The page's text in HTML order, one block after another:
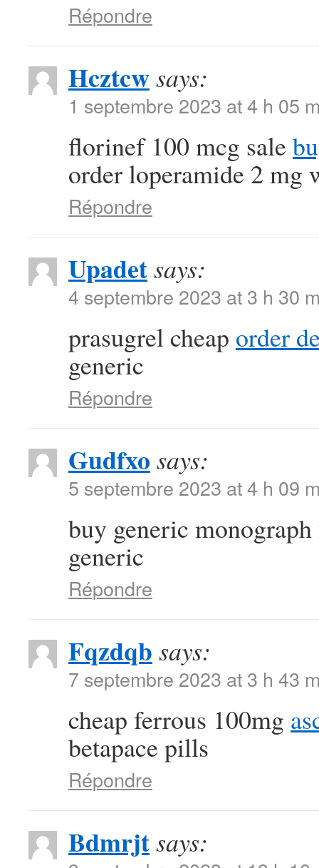
Répondre
Hcztcwsays:
1 septembre 2023 at 4 h 05
florinef 100 mcg sale
order loperamide 2 mg
Répondre
Upadetsays:
4 septembre 2023 at 3 h 30
prasugrel cheap order
generic
Répondre
Gudfxo says:
5 septembre 2023 at 4 h 09
buy generic
generic
Répondre
Fqzdqb says:
7 septembre 2023 at 3 h 43
cheap ferrous 100mg
betapace pills
Répondre
Bdmrjtsays: